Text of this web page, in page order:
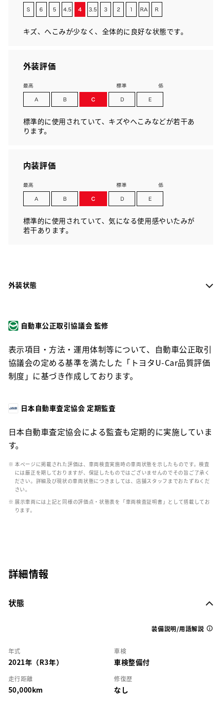
キズ、へこみが少なく、全体的に良好な状態です。
外装評価
標準的に使用されていて、キズやへこみなどが若干あ
ります。
内装評価
標準的に使用されていて、気になる使用感やいたみが
若干あります。
外装状態
自動車公正取引協議会 監修
表示項目・方法・運用体制等について、自動車公正取引
協議会の定める基準を満たした「トヨタU-Car品質評価
制度」に基づき作成しております。
日本自動車査定協会 定期監査
日本自動車査定協会による監査も定期的に実施していま
す。
※ 本ページに掲載された評価は、車両検査実施時の車両状態を示したものです。検査
には厳正を期しておりますが、保証したものではございませんのでその旨ご了承く
ださい。詳細及び現状の車両状態につきましては、店舗スタッフまでおたずねくだ
さい。
※ 展示車両には上記と同様の評価点・状態表を「車両検査証明書」として搭載してお
ります。
詳細情報
状態
装備説明/用語解説
年式
2021年（R3年）
車検
車検整備付
走行距離
50,000km
修復歴
なし